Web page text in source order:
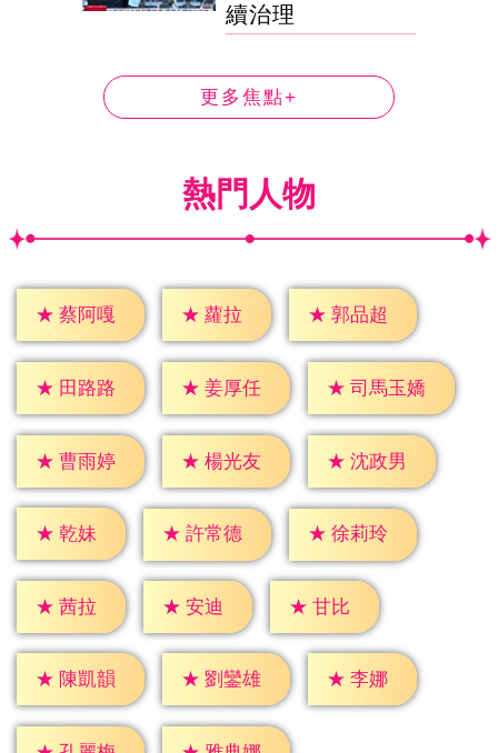
續治理
更多焦點+
熱門人物
★ 蔡阿嘎 ★ 蘿拉 ★ 郭品超
★ 田路路 ★ 姜厚任 ★ 司馬玉嬌
★ 曹雨婷 ★ 楊光友 ★ 沈政男
★ 乾妹 ★ 許常德 ★ 徐莉玲
★ 茜拉 ★ 安迪 ★ 甘比
★ 陳凱韻 ★ 劉鑾雄 ★ 李娜